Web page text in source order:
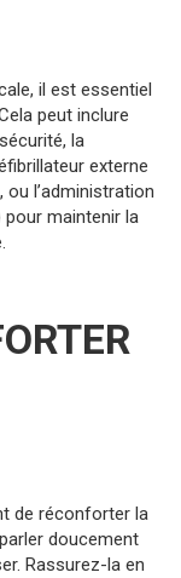
il est essentiel
peut inclure
la
externe
ou l’administration
pour maintenir la
de réconforter la
doucement
Rassurez-la en